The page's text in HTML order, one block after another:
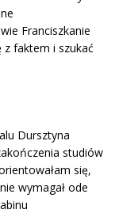
Franciszkanie
z faktem i szukać
Dursztyna
studiów
się,
wymagał ode